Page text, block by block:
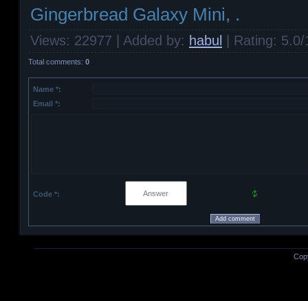
Gingerbread Galaxy Mini, .
Views: 22977 | Added by: habul | Rating: 5.0/
Total comments: 0
Name *:
Email *:
Code *: